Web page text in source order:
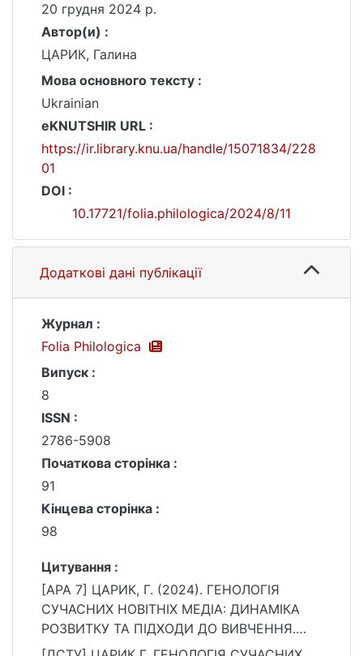
20 грудня 2024 р.
Автор(и) :
ЦАРИК, Галина
Мова основного тексту :
Ukrainian
eKNUTSHIR URL :
https://ir.library.knu.ua/handle/15071834/228
01
DOI :
10.17721/folia.philologica/2024/8/11
Додаткові дані публікації
Журнал :
Folia Philologica
Випуск :
8
ISSN :
2786-5908
Початкова сторінка :
91
Кінцева сторінка :
98
Цитування :
[APA 7] ЦАРИК, Г. (2024). ГЕНОЛОГІЯ
СУЧАСНИХ НОВІТНІХ МЕДІА: ДИНАМІКА
РОЗВИТКУ ТА ПІДХОДИ ДО ВИВЧЕННЯ.
Folia Philologica, (8), 91–98.